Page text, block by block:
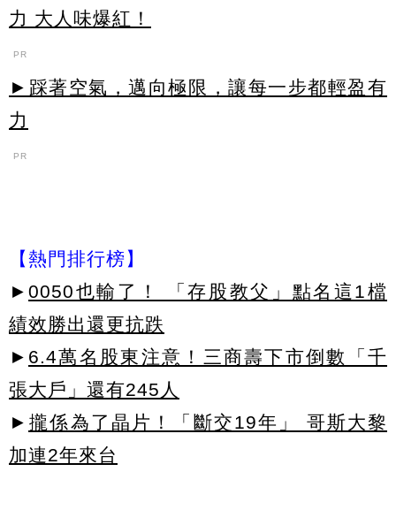
力 大人味爆紅！
PR
►踩著空氣，邁向極限，讓每一步都輕盈有
力
PR
【熱門排行榜】
► 0050也輸了！ 「存股教父」點名這1檔
績效勝出還更抗跌
► 6.4萬名股東注意！三商壽下市倒數「千
張大戶」還有245人
► 攏係為了晶片！「斷交19年」 哥斯大黎
加連2年來台